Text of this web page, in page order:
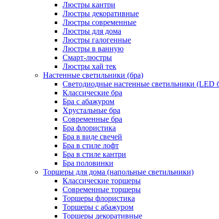
Люстры кантри
Люстры декоративные
Люстры современные
Люстры для дома
Люстры галогенные
Люстры в ванную
Смарт-люстры
Люстры хай тек
Настенные светильники (бра)
Светодиодные настенные светильники (LED
Классические бра
Бра с абажуром
Хрустальные бра
Современные бра
Бра флористика
Бра в виде свечей
Бра в стиле лофт
Бра в стиле кантри
Бра половинки
Торшеры для дома (напольные светильники)
Классические торшеры
Современные торшеры
Торшеры флористика
Торшеры с абажуром
Торшеры декоративные